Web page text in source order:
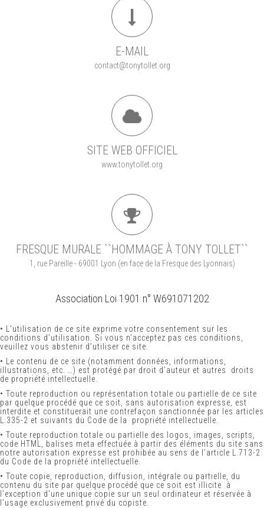
E-MAIL
contact@tonytollet.org
SITE WEB OFFICIEL
www.tonytollet.org
FRESQUE MURALE ``HOMMAGE À TONY TOLLET``
1, rue Pareille - 69001 Lyon (en face de la Fresque des Lyonnais)
Association Loi 1901 n° W691071202
•
L’utilisation de ce site exprime votre consentement sur les
conditions d’utilisation. Si vous n’acceptez pas ces conditions,
veuillez vous abstenir d’utiliser ce site.
•
Le contenu de ce site (notamment données, informations,
illustrations, etc. …) est protégé par droit d’auteur et autres droits
de propriété intellectuelle.
• Toute reproduction ou représentation totale ou partielle de ce site
par quelque procédé que ce soit, sans autorisation expresse, est
interdite et constituerait une contrefaçon sanctionnée par les articles
L.335-2 et suivants du Code de la propriété intellectuelle.
• Toute reproduction totale ou partielle des logos, images, scripts,
code HTML, balises meta effectuée à partir des éléments du site sans
notre autorisation expresse est prohibée au sens de l’article L.713-2
du Code de la propriété intellectuelle.
• Toute copie, reproduction, diffusion, intégrale ou partielle, du
contenu du site par quelque procédé que ce soit est illicite à
l’exception d’une unique copie sur un seul ordinateur et réservée à
l’usage exclusivement privé du copiste.